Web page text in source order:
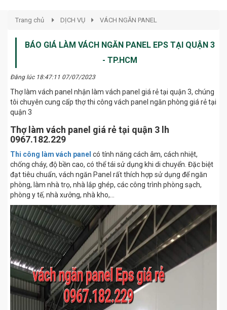
Trang chủ DỊCH VỤ VÁCH NGĂN PANEL
BÁO GIÁ LÀM VÁCH NGĂN PANEL EPS TẠI QUẬN 3
- TP.HCM
Đăng lúc 18:47:11 07/07/2023
Thợ làm vách panel nhận làm vách panel giá rẻ tại quận 3, chúng
tôi chuyên cung cấp thợ thi công vách panel ngăn phòng giá rẻ tại
quận 3
Thợ làm vách panel giá rẻ tại quận 3 lh
0967.182.229
Thi công làm vách panel có tính năng cách âm, cách nhiệt,
chống cháy, độ bền cao, có thể tái sử dụng khi di chuyển. Đặc biệt
đạt tiêu chuẩn, vách ngăn Panel rất thích hợp sử dụng để ngăn
phòng, làm nhà trọ, nhà lắp ghép, các công trình phòng sạch,
phòng y tế, nhà xưởng, nhà kho,…